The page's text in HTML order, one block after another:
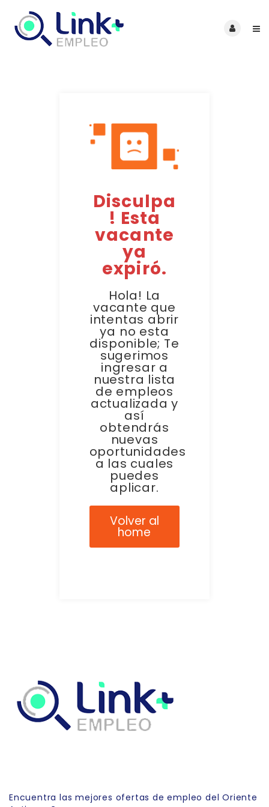
Disculpa
! Esta
vacante
ya
expiró.
Hola! La
vacante que
intentas abrir
ya no esta
disponible; Te
sugerimos
ingresar a
nuestra lista
de empleos
actualizada y
así
obtendrás
nuevas
oportunidades
a las cuales
puedes
aplicar.
Volver al
home
Encuentra las mejores ofertas de empleo del Oriente